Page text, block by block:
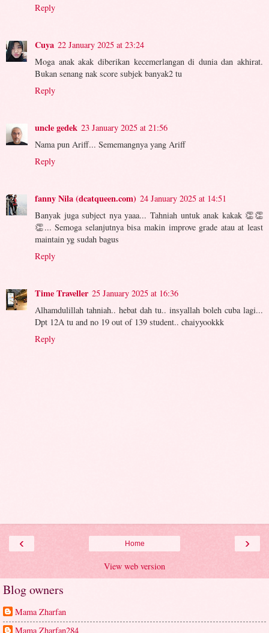
Reply
Cuya 22 January 2025 at 23:24
Moga anak akak diberikan kecemerlangan di dunia dan akhirat.
Bukan senang nak score subjek banyak2 tu
Reply
uncle gedek 23 January 2025 at 21:56
Nama pun Ariff... Sememangnya yang Ariff
Reply
fanny Nila (dcatqueen.com) 24 January 2025 at 14:51
Banyak juga subject nya yaaa... Tahniah untuk anak kakak 👏👏
👏... Semoga selanjutnya bisa makin improve grade atau at least
maintain yg sudah bagus
Reply
Time Traveller 25 January 2025 at 16:36
Alhamdulillah tahniah.. hebat dah tu.. insyallah boleh cuba lagi...
Dpt 12A tu and no 19 out of 139 student.. chaiyyookkk
Reply
‹ ›
Home
View web version
Blog owners
Mama Zharfan
Mama Zharfan284